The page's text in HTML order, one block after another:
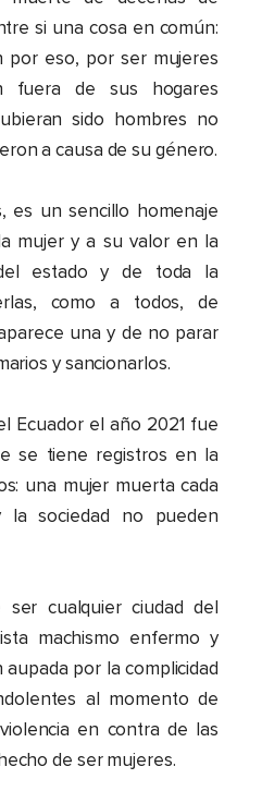
si una cosa en común:
por eso, por ser mujeres
fuera de sus hogares
sido hombres no
a causa de su género.
es un sencillo homenaje
mujer y a su valor en la
estado y de toda la
como a todos, de
una y de no parar
y sancionarlos.
Ecuador el año 2021 fue
se tiene registros en la
una mujer muerta cada
la sociedad no pueden
ser cualquier ciudad del
machismo enfermo y
por la complicidad
al momento de
en contra de las
de ser mujeres.